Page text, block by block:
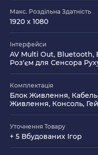
Макс. Роздільна Здатність
1920 x 1080
Інтерфейси
AV Multi Out, Bluetooth,
Роз'єм для Сенсора
Комплектація
Блок Живлення, Кабель
Живлення, Консоль,
Уточнення Товару
+ 5 Вбудованих Ігор